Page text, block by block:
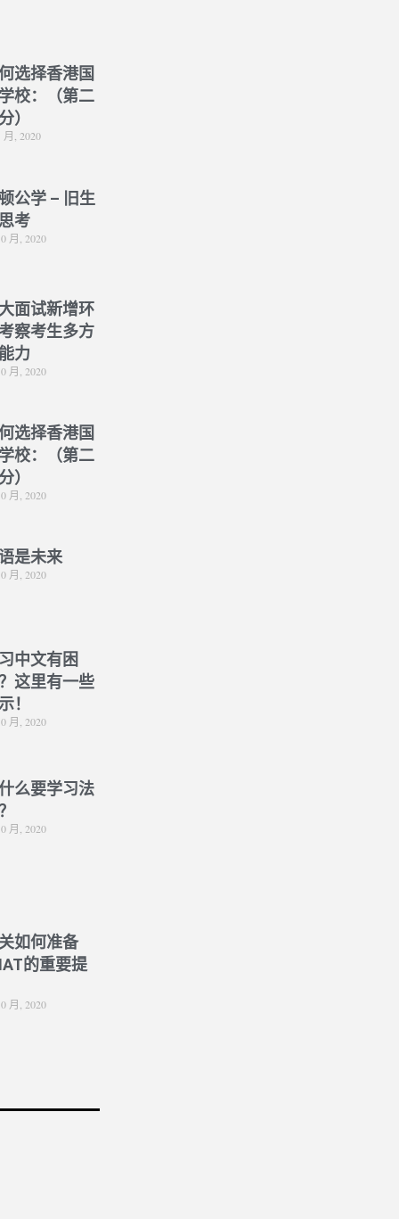
选择香港国
校：（第二
）
月, 2020
公学 – 旧生
考
月, 2020
面试新增环
察考生多方
力
月, 2020
选择香港国
校：（第二
）
月, 2020
是未来
月, 2020
中文有困
这里有一些
！
月, 2020
么要学习法
月, 2020
如何准备
的重要提
月, 2020